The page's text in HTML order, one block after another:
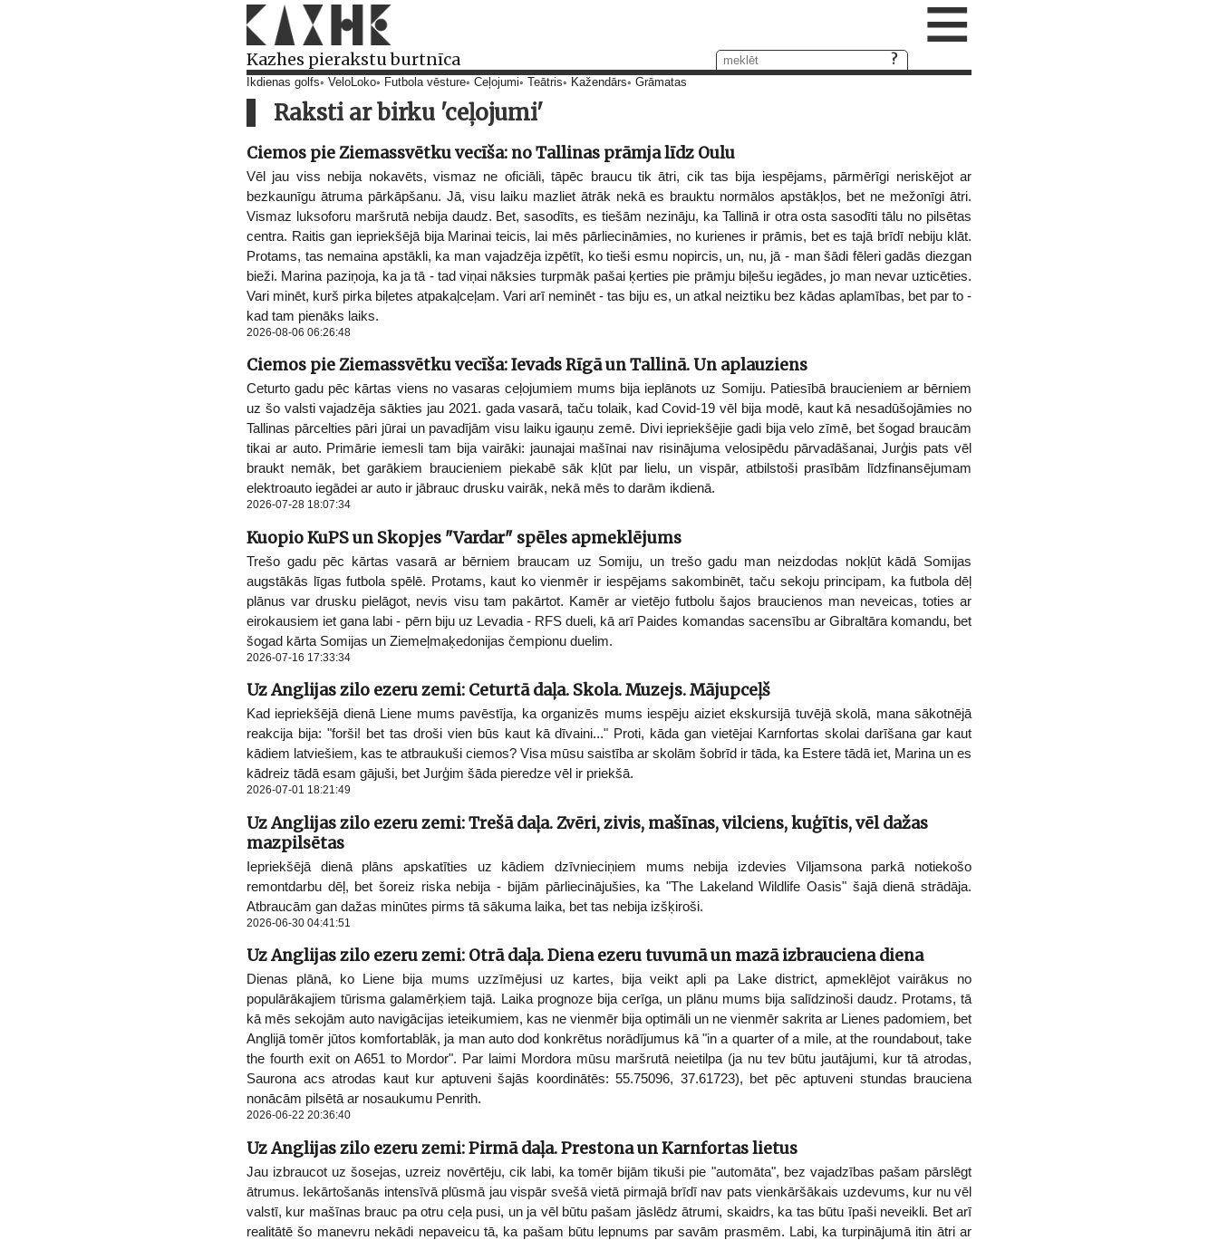
Kazhes pierakstu burtnīca ≡
Ikdienas golfs VeloLoko Futbola vēsture Ceļojumi Teātris Kažendārs Grāmatas
Raksti ar birku 'ceļojumi'
Ciemos pie Ziemassvētku vecīša: no Tallinas prāmja līdz Oulu
Vēl jau viss nebija nokavēts, vismaz ne oficiāli, tāpēc braucu tik ātri, cik tas bija iespējams, pārmērīgi neriskējot ar
bezkaunīgu ātruma pārkāpšanu. Jā, visu laiku mazliet ātrāk nekā es brauktu normālos apstākļos, bet ne mežonīgi ātri.
Vismaz luksoforu maršrutā nebija daudz. Bet, sasodīts, es tiešām nezināju, ka Tallinā ir otra osta sasodīti tālu no pilsētas
centra. Raitis gan iepriekšējā bija Marinai teicis, lai mēs pārliecināmies, no kurienes ir prāmis, bet es tajā brīdī nebiju klāt.
Protams, tas nemaina apstākli, ka man vajadzēja izpētīt, ko tieši esmu nopircis, un, nu, jā - man šādi fēleri gadās diezgan
bieži. Marina paziņoja, ka ja tā - tad viņai nāksies turpmāk pašai ķerties pie prāmju biļešu iegādes, jo man nevar uzticēties.
Vari minēt, kurš pirka biļetes atpakaļceļam. Vari arī neminēt - tas biju es, un atkal neiztiku bez kādas aplamības, bet par to -
kad tam pienāks laiks.
2026-08-06 06:26:48
Ciemos pie Ziemassvētku vecīša: Ievads Rīgā un Tallinā. Un aplauziens
Ceturto gadu pēc kārtas viens no vasaras ceļojumiem mums bija ieplānots uz Somiju. Patiesībā braucieniem ar bērniem
uz šo valsti vajadzēja sākties jau 2021. gada vasarā, taču tolaik, kad Covid-19 vēl bija modē, kaut kā nesadūšojāmies no
Tallinas pārcelties pāri jūrai un pavadījām visu laiku igauņu zemē. Divi iepriekšējie gadi bija velo zīmē, bet šogad braucām
tikai ar auto. Primārie iemesli tam bija vairāki: jaunajai mašīnai nav risinājuma velosipēdu pārvadāšanai, Jurģis pats vēl
braukt nemāk, bet garākiem braucieniem piekabē sāk kļūt par lielu, un vispār, atbilstoši prasībām līdzfinansējumam
elektroauto iegādei ar auto ir jābrauc drusku vairāk, nekā mēs to darām ikdienā.
2026-07-28 18:07:34
Kuopio KuPS un Skopjes "Vardar" spēles apmeklējums
Trešo gadu pēc kārtas vasarā ar bērniem braucam uz Somiju, un trešo gadu man neizdodas nokļūt kādā Somijas
augstākās līgas futbola spēlē. Protams, kaut ko vienmēr ir iespējams sakombinēt, taču sekoju principam, ka futbola dēļ
plānus var drusku pielāgot, nevis visu tam pakārtot. Kamēr ar vietējo futbolu šajos braucienos man neveicas, toties ar
eirokausiem iet gana labi - pērn biju uz Levadia - RFS dueli, kā arī Paides komandas sacensību ar Gibraltāra komandu, bet
šogad kārta Somijas un Ziemeļmaķedonijas čempionu duelim.
2026-07-16 17:33:34
Uz Anglijas zilo ezeru zemi: Ceturtā daļa. Skola. Muzejs. Mājupceļš
Kad iepriekšējā dienā Liene mums pavēstīja, ka organizēs mums iespēju aiziet ekskursijā tuvējā skolā, mana sākotnējā
reakcija bija: "forši! bet tas droši vien būs kaut kā dīvaini..." Proti, kāda gan vietējai Karnfortas skolai darīšana gar kaut
kādiem latviešiem, kas te atbraukuši ciemos? Visa mūsu saistība ar skolām šobrīd ir tāda, ka Estere tādā iet, Marina un es
kādreiz tādā esam gājuši, bet Jurģim šāda pieredze vēl ir priekšā.
2026-07-01 18:21:49
Uz Anglijas zilo ezeru zemi: Trešā daļa. Zvēri, zivis, mašīnas, vilciens, kuģītis, vēl dažas
mazpilsētas
Iepriekšējā dienā plāns apskatīties uz kādiem dzīvnieciņiem mums nebija izdevies Viljamsona parkā notiekošo
remontdarbu dēļ, bet šoreiz riska nebija - bijām pārliecinājušies, ka "The Lakeland Wildlife Oasis" šajā dienā strādāja.
Atbraucām gan dažas minūtes pirms tā sākuma laika, bet tas nebija izšķiroši.
2026-06-30 04:41:51
Uz Anglijas zilo ezeru zemi: Otrā daļa. Diena ezeru tuvumā un mazā izbrauciena diena
Dienas plānā, ko Liene bija mums uzzīmējusi uz kartes, bija veikt apli pa Lake district, apmeklējot vairākus no
populārākajiem tūrisma galamērķiem tajā. Laika prognoze bija cerīga, un plānu mums bija salīdzinoši daudz. Protams, tā
kā mēs sekojām auto navigācijas ieteikumiem, kas ne vienmēr bija optimāli un ne vienmēr sakrita ar Lienes padomiem, bet
Anglijā tomēr jūtos komfortablāk, ja man auto dod konkrētus norādījumus kā "in a quarter of a mile, at the roundabout, take
the fourth exit on A651 to Mordor". Par laimi Mordora mūsu maršrutā neietilpa (ja nu tev būtu jautājumi, kur tā atrodas,
Saurona acs atrodas kaut kur aptuveni šajās koordinātēs: 55.75096, 37.61723), bet pēc aptuveni stundas brauciena
nonācām pilsētā ar nosaukumu Penrith.
2026-06-22 20:36:40
Uz Anglijas zilo ezeru zemi: Pirmā daļa. Prestona un Karnfortas lietus
Jau izbraucot uz šosejas, uzreiz novērtēju, cik labi, ka tomēr bijām tikuši pie "automāta", bez vajadzības pašam pārslēgt
ātrumus. Iekārtošanās intensīvā plūsmā jau vispār svešā vietā pirmajā brīdī nav pats vienkāršākais uzdevums, kur nu vēl
valstī, kur mašīnas brauc pa otru ceļa pusi, un ja vēl būtu pašam jāslēdz ātrumi, skaidrs, ka tas būtu īpaši neveikli. Bet arī
realitātē šo manevru nekādi nepaveicu tā, ka pašam būtu lepnums par savām prasmēm. Labi, ka turpinājumā itin ātri ar